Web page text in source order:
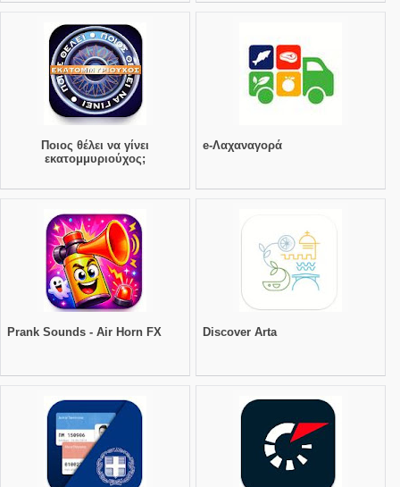
Ποιος θέλει να γίνει
εκατομμυριούχος;
e-Λαχαναγορά
Prank Sounds - Air Horn FX Discover Arta